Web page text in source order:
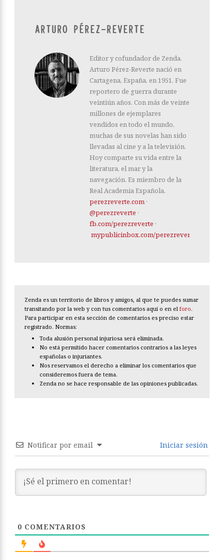
ARTURO PÉREZ-REVERTE
Editor y cofundador de Zenda.
Arturo Pérez-Reverte nació en
Cartagena, España, en 1951. Fue
reportero de guerra durante
veintiún años. Con más de veinte
millones de ejemplares
vendidos en todo el mundo,
muchas de sus novelas han sido
llevadas al cine y a la televisión.
Hoy comparte su vida entre la
literatura, el mar y la
navegación. Es miembro de la
Real Academia Española.
perezreverte.com ·
@perezreverte ·
fb.com/perezreverte ·
mypublicinbox.com/perezreverte
Zenda es un territorio de libros y amigos, al que te puedes sumar
transitando por la web y con tus comentarios aquí o en el foro.
Para participar en esta sección de comentarios es preciso estar
registrado. Normas:
Toda alusión personal injuriosa será eliminada.
No está permitido hacer comentarios contrarios a las leyes
españolas o injuriantes.
Nos reservamos el derecho a eliminar los comentarios que
consideremos fuera de tema.
Zenda no se hace responsable de las opiniones publicadas.
Notificar por email Iniciar sesión
0 COMENTARIOS